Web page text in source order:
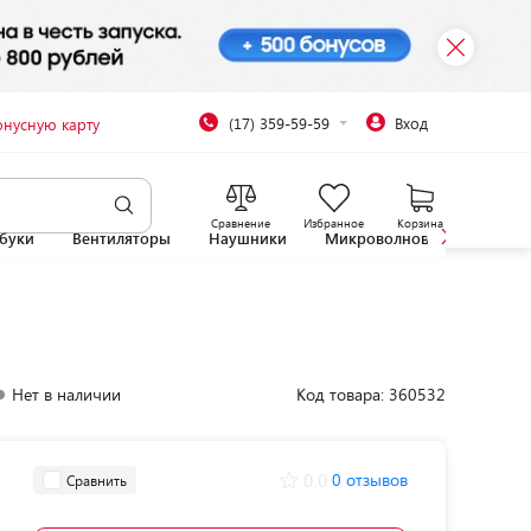
карту (17) 359-59-59 Вход
Сравнение Избранное Корзина
Вентиляторы Наушники Микроволновые печи
Нет в наличии Код товара: 360532
Сравнить 0 отзывов